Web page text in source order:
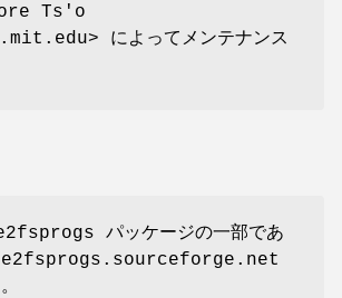
Ts'o
によってメンテナンス
パッケージの一部であ